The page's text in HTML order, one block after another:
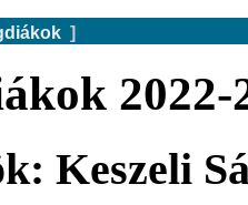
]
2022-
Keszeli